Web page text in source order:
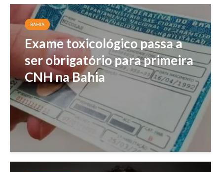
BAHIA
Exame toxicológico passa a
ser obrigatório para primeira
CNH na Bahia